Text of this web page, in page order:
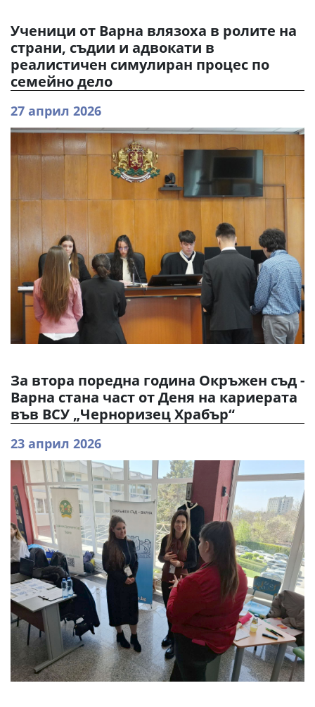
Ученици от Варна влязоха в ролите на
страни, съдии и адвокати в
реалистичен симулиран процес по
семейно дело
27 април 2026
За втора поредна година Окръжен съд -
Варна стана част от Деня на кариерата
във ВСУ „Черноризец Храбър“
23 април 2026